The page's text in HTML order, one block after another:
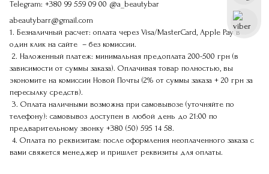
Telegram: +380 99 559 09 00 @a_beautybar
abeautybarr@gmail.com
1. Безналичный расчет: оплата через Visa/MasterCard, Apple Pay в
один клик на сайте – без комиссии.
2. Наложенный платеж: минимальная предоплата 200-500 грн (в
зависимости от суммы заказа). Оплачивая товар полностью, вы
экономите на комиссии Новой Почты (2% от суммы заказа + 20 грн за
пересылку средств).
3. Оплата наличными возможна при самовывозе (уточняйте по
телефону): самовывоз доступен в любой день до 21:00 по
предварительному звонку +380 (50) 595 14 58.
4. Оплата по реквизитам: после оформления неоплаченного заказа с
вами свяжется менеджер и пришлет реквизиты для оплаты.